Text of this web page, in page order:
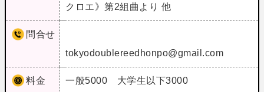
クロエ》第2組曲より 他
問合せ
tokyodoublereedhonpo@gmail.com
料金 一般5000 大学生以下3000